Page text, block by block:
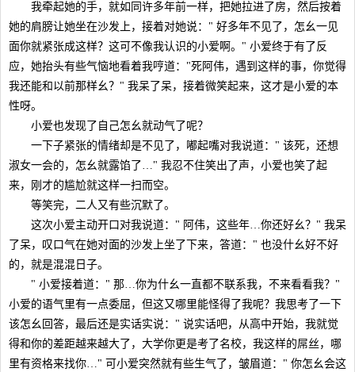
我牵起她的手，就如同许多年前一样，把她拉进了房，然后按着
她的肩膀让她坐在沙发上，接着对她说：" 好多年不见了，怎幺一见
面你就紧张成这样？这可不像我认识的小爱啊。" 小爱终于有了反
应，她抬头有些气恼地看着我哼道："死阿伟，遇到这样的事，你觉得
我还能和以前那样幺？" 我呆了呆，接着微笑起来，这才是小爱的本
性呀。
小爱也发现了自己怎幺就动气了呢？
一下子紧张的情绪却是不见了，嘟起嘴对我说道：" 该死，还想
淑女一会的，怎幺就露馅了…" 我忍不住笑出了声，小爱也笑了起
来，刚才的尴尬就这样一扫而空。
等笑完，二人又有些沉默了。
这次小爱主动开口对我说道：" 阿伟，这些年…你还好幺？" 我呆
了呆，叹口气在她对面的沙发上坐了下来，答道：" 也没什幺好不好
的，就是混混日子。
" 小爱接着道：" 那…你为什幺一直都不联系我，不来看看我？"
小爱的语气里有一点委屈，但这又哪里能怪得了我呢？我思考了一下
该怎幺回答，最后还是实话实说：" 说实话吧，从高中开始，我就觉
得和你的差距越来越大了，大学你更是考了名校，我这样的屌丝，哪
里有资格来找你…" 可小爱突然就有些生气了，皱眉道：" 你怎幺会这